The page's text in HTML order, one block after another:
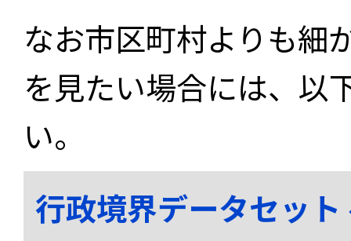
なお市区町村よりも細
を見たい場合には、以
い。
行政境界データセッ